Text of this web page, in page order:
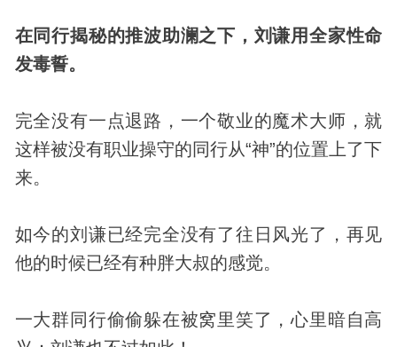
在同行揭秘的推波助澜之下，刘谦用全家性命
发毒誓。
完全没有一点退路，一个敬业的魔术大师，就
这样被没有职业操守的同行从“神”的位置上了下
来。
如今的刘谦已经完全没有了往日风光了，再见
他的时候已经有种胖大叔的感觉。
一大群同行偷偷躲在被窝里笑了，心里暗自高